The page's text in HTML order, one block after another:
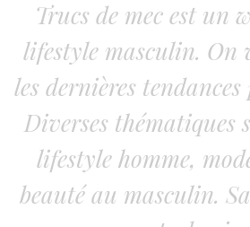
Trucs de mec est un
lifestyle masculin. On
les dernières
Diverses thématiques
lifestyle homme,
beauté au masculin.